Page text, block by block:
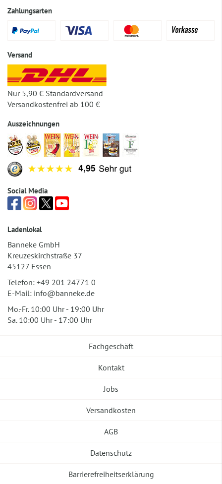
Zahlungsarten
Versand
Nur 5,90 € Standardversand
Versandkostenfrei ab 100 €
Auszeichnungen
Social Media
Ladenlokal
Banneke GmbH
Kreuzeskirchstraße 37
45127 Essen
Telefon: +49 201 24771 0
E-Mail: info@banneke.de
Mo.-Fr. 10:00 Uhr - 19:00 Uhr
Sa. 10:00 Uhr - 17:00 Uhr
Fachgeschäft
Kontakt
Jobs
Versandkosten
AGB
Datenschutz
Barrierefreiheitserklärung